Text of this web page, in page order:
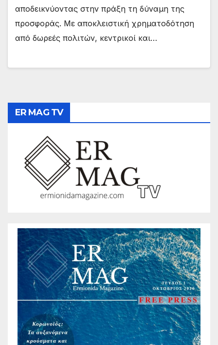
αποδεικνύοντας στην πράξη τη δύναμη της
προσφοράς. Με αποκλειστική χρηματοδότηση
από δωρεές πολιτών, κεντρικοί και…
ER MAG TV